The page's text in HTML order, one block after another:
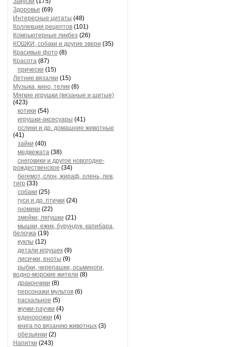
Здоровье (69)
Интересные цитаты (48)
Коллекции рецептов (101)
Компьютерные ликбез (26)
КОШКИ, собаки и другие звери (35)
Красивые фото (8)
Красота (87)
прически (15)
Летние вязалки (15)
Музыка, кино, телик (8)
Мягкие игрушки (вязаные и шитые)
(423)
котики (54)
игрушки-аксесуары (41)
ослики и др. домашние животные
(41)
зайки (40)
медвежата (38)
снеговики и другое новогодне-
рождественское (34)
бегемот, слон, жираф, олень, лев,
тигр (33)
собаки (25)
гуси и др. птички (24)
гномики (22)
змейки, лягушки (21)
мышки, ежик, бурундук, капибара,
белочка (19)
куклы (12)
детали игрушек (9)
лисички, еноты (9)
рыбки, черепашки, осьминоги,
водно-морские жители (8)
дракончики (8)
персонажи мультов (6)
пасхальное (5)
жучки-паучки (4)
единорожки (4)
книга по вязанию животных (3)
обезьянки (2)
Напитки (243)